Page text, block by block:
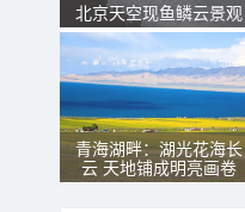
北京天空现鱼鳞云景观
青海湖畔：湖光花海长
云 天地铺成明亮画卷